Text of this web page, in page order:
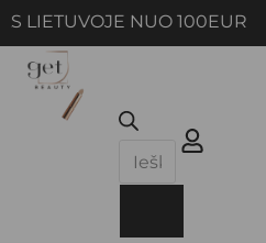
LIETUVOJE NUO